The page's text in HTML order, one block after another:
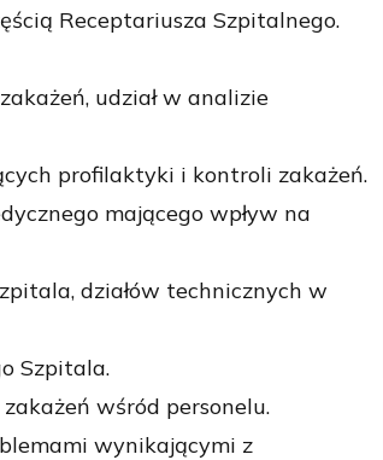
Receptariusza Szpitalnego.
udział w analizie
profilaktyki i kontroli zakażeń.
mającego wpływ na
działów technicznych w
Szpitala.
wśród personelu.
wynikającymi z